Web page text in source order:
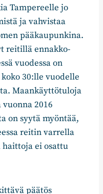
Tampereelle jo
ja vahvistaa
pääkaupunkina.
reitillä ennakko-
vuodessa on
30:lle vuodelle
Maankäyttötuloja
2016
on syytä myöntää,
reitin varrella
ei osattu
päätös